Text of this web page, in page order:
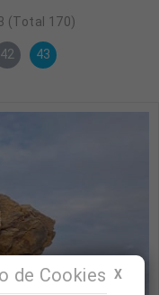
(Total 170)
42 43
X
de Cookies